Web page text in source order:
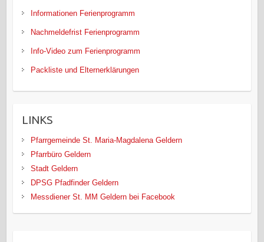
Informationen Ferienprogramm
Nachmeldefrist Ferienprogramm
Info-Video zum Ferienprogramm
Packliste und Elternerklärungen
LINKS
Pfarrgemeinde St. Maria-Magdalena Geldern
Pfarrbüro Geldern
Stadt Geldern
DPSG Pfadfinder Geldern
Messdiener St. MM Geldern bei Facebook